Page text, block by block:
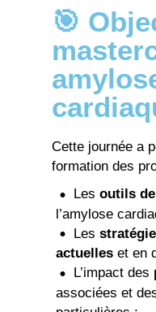
🎯
Cette journée a
formation des
Les outils
l’amylose
Les
actuelles et en
L’impact des
associées et